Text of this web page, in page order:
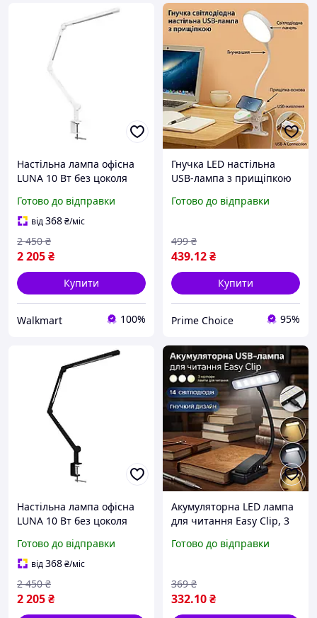
Настільна лампа офісна
LUNA 10 Вт без цоколя
Готово до відправки
від368₴/міс
2 205₴
2 450 ₴
Купити
Walkmart 100%
Гнучка LED настільна
USB-лампа з прищіпкою
смартфона,
6000K, біла
Готово до відправки
439.12₴
499 ₴
Купити
Prime Choice 95%
Настільна лампа офісна
LUNA 10 Вт без цоколя
Готово до відправки
від368₴/міс
2 205₴
2 450 ₴
Акумуляторна LED лампа
для читання Easy Clip, 3
світлодіодів, гнучка USB
Готово до відправки
332.10₴
369 ₴